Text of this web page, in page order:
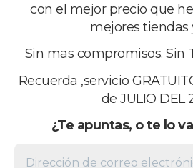
con el mejor precio que
mejores tiendas
Sin mas compromisos. Sin
Recuerda ,servicio
de JULIO DEL
¿Te apuntas, o te lo
Desde España al mundo
email:elconseguidor.eu@gmail.com